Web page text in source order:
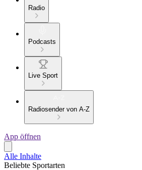
Radio
Podcasts
Live Sport
Radiosender von A-Z
App öffnen
Alle Inhalte
Beliebte Sportarten